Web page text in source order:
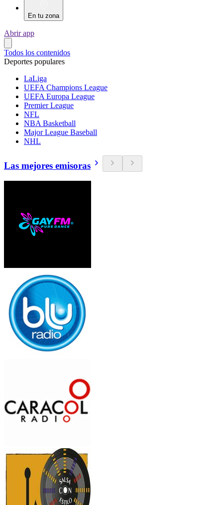
En tu zona
Abrir app
Todos los contenidos
Deportes populares
LaLiga
UEFA Champions League
UEFA Europa League
Premier League
NFL
NBA Basketball
Major League Baseball
NHL
Las mejores emisoras